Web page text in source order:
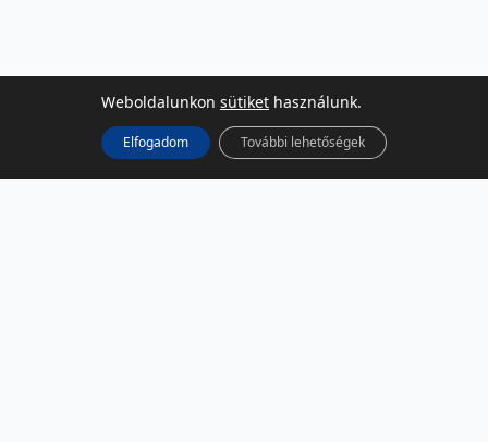
Weboldalunkon sütiket használunk.
Elfogadom További lehetőségek